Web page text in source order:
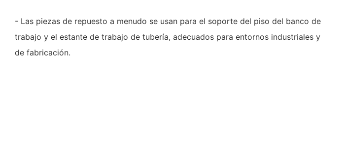
- Las piezas de repuesto a menudo se usan para el soporte del piso del banco de
trabajo y el estante de trabajo de tubería, adecuados para entornos industriales y
de fabricación.